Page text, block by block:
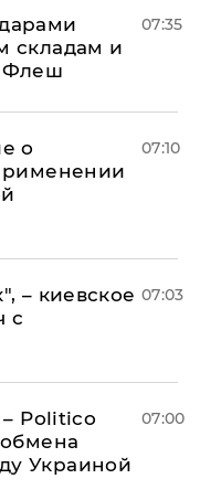
складам и
Флеш
07:35
о
07:10
– киевское
с
07:03
Politico
Украиной
07:00